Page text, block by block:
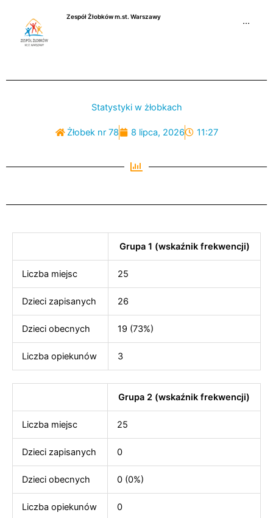
Zespół Żłobków m.st. Warszawy
···
Statystyki w żłobkach
Żłobek nr 78 8 lipca, 2026 11:27
Grupa 1 (wskaźnik frekwencji)
Liczba miejsc 25
Dzieci zapisanych 26
Dzieci obecnych 19 (73%)
Liczba opiekunów 3
Grupa 2 (wskaźnik frekwencji)
Liczba miejsc 25
Dzieci zapisanych 0
Dzieci obecnych 0 (0%)
Liczba opiekunów 0